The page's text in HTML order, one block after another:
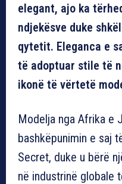
elegant, ajo ka
ndjekësve duke
qytetit. Eleganca e
të adoptuar stile të
ikonë të vërtetë
Modelja nga Afrika e
bashkëpunimin e saj
Secret, duke u bërë
në industrinë globale